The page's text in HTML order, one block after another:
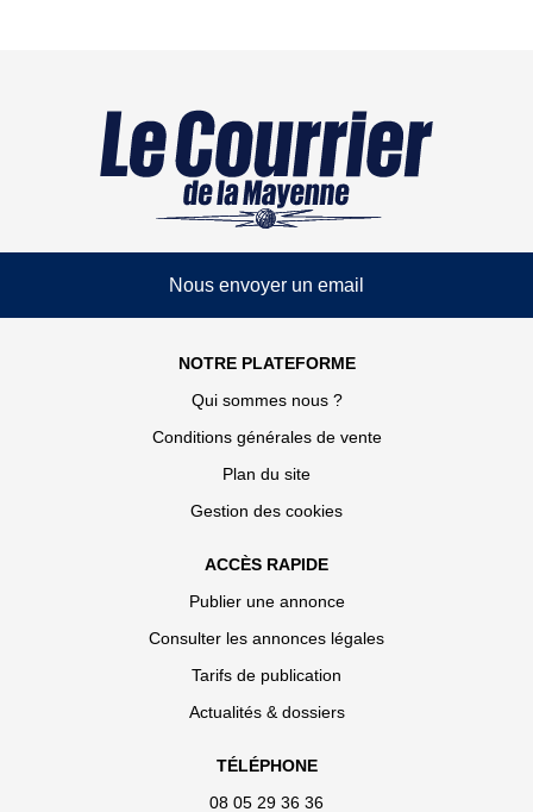
Nous envoyer un email
NOTRE PLATEFORME
Qui sommes nous ?
Conditions générales de vente
Plan du site
Gestion des cookies
ACCÈS RAPIDE
Publier une annonce
Consulter les annonces légales
Tarifs de publication
Actualités & dossiers
TÉLÉPHONE
08 05 29 36 36